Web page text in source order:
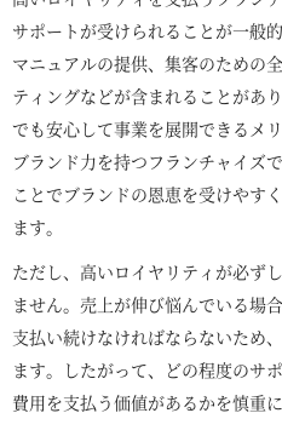
サポートが受けられることが一般
マニュアルの提供、集客のための
ティングなどが含まれることがあ
でも安心して事業を展開できるメ
ブランド力を持つフランチャイズ
ことでブランドの恩恵を受けやす
ます。
ただし、高いロイヤリティが必ず
ません。売上が伸び悩んでいる場
支払い続けなければならないため
ます。したがって、どの程度のサ
費用を支払う価値があるかを慎重